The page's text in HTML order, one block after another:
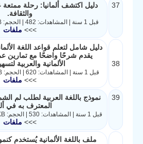
37
دليل اكتشف ألمانيا: رحلة ممتعة
والثقافة.
قبل 1 سنة | المشاهدات: 482 | الحجم: 12MB
>>> ملفات
38
دليل شامل لتعلم قواعد اللغة
يقدم شرحًا واضحًا مع تمارين
الألمانية والعربية
قبل 1 سنة | المشاهدات: 620 | الحجم: 3.9MB
>>> ملفات
39
نموذج باللغة العربية لطلب لم
المعترف به في
قبل 1 سنة | المشاهدات: 530 | الحجم: 337.5KB
>>> ملفات
ملف باللغة الألمانية يُستخدم